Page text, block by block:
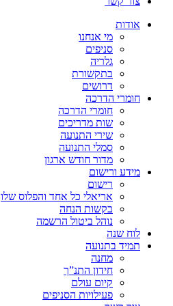
אודות
מי אנחנו
סניפים
גלריה
בתקשורת
דרושים
חומרי הדרכה
חומרי הדרכה
שות מדריכים
שירי התנועה
סמלי התנועה
מדור חודש ארגון
מידע ורישום
רישום
אריאלי כל אחד והפלוס שלו
בקשות הנחה
נוהל ביטול הרשמה
לוח שנה
תמיד בתנועה
מחנה
חידון התנ”ך
קיום עולם
פעילויות הסניפים